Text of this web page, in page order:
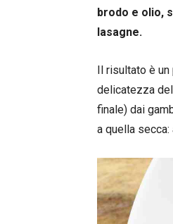
brodo e olio,
lasagne.
Il risultato è un
delicatezza
finale) dai
a quella